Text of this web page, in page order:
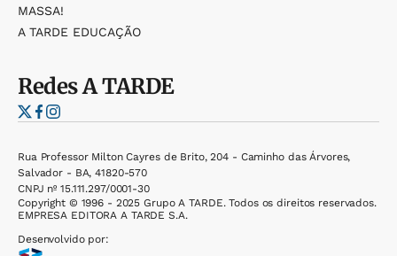
MASSA!
A TARDE EDUCAÇÃO
RedesA TARDE
Rua Professor Milton Cayres de Brito, 204 - Caminho das Árvores,
Salvador - BA, 41820-570
CNPJ nº 15.111.297/0001-30
Copyright © 1996 - 2025 Grupo A TARDE. Todos os direitos reservados.
EMPRESA EDITORA A TARDE S.A.
Desenvolvido por: